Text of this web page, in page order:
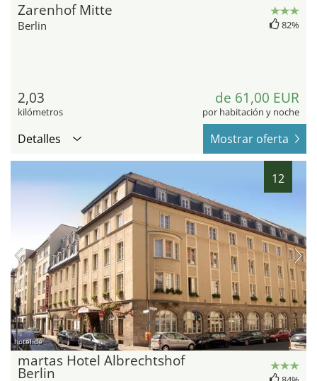
Zarenhof Mitte
Berlin 82%
2,03
kilómetros
de 61,00 EUR
por habitación y noche
Detalles Mostrar oferta
12
hotel.de
martas Hotel Albrechtshof
Berlin